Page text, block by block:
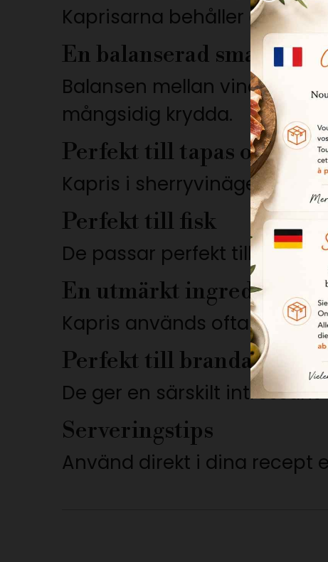
Kaprisarna behåller en lätt
En balanserad smak
Balansen mellan vinägern
mångsidig krydda.
Perfekt till tapas och
Kapris i sherryvinäger
Perfekt till fisk
De passar perfekt till fisk,
En utmärkt ingrediens i
Kapris används ofta i kalla
Perfekt till brandade de
De ger en särskilt
Serveringstips
Använd direkt i dina recept